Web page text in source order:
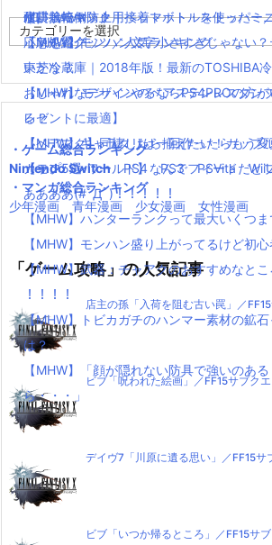
´Д｀)www
【MHW】モンハン文字小さすぎじゃない
いかな？
【MHW】モンハンやるならPS4PROの方
る？
【MHW】キャラクリは一回作ったらもう
【モンハンワールド】なんでフィードだと
ああああ(#ﾟДﾟ)！！！！！
【MHW】ハンターランクって最大いくつ
【MHW】モンハン盛り上がってるけど初
【MHW】武器：チャアクのおすすめなと
！！！！
【MHW】トビカガチのハンマー素材の鉱
は？
【MHW】「顔が隠れない防具で強いのあ
ら・・・」
水耕栽培キット｜ペットボトルを使ったミ
ットを紹介
東芝冷蔵庫｜2018年版！最新のTOSHIBA
おしゃれなデザインのペアステンレスタン
レゼントに最適】
【ペアマグ】同棲したら揃えたい！カップ
カップ5選
使い捨てマスク
耐震・転倒防止用接着マット・ストッパー
応急処置グッツ／人気ランキング
カ
テ
リ
ー
・ゲーム総合ランキング
Nintendo Switch
PS4 PS3 PSVita
・マンガ総合ランキング
少年漫画
青年漫画 少女漫画 女性漫画
「ゲーム攻略」の人気記事
店主の孫「入荷を阻む古い罠」／
ビブ「呪われた絵画」／FF15サブク
デイヴ7「川原に遺る思い」／FF15サ
ビブ「いつか帰るところ」／FF15サ